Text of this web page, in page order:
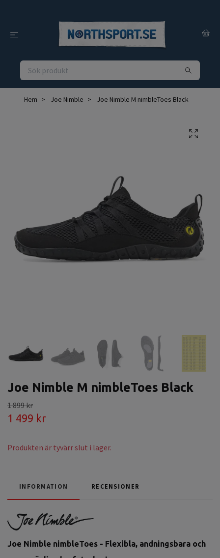
Hem Joe Nimble Joe Nimble M nimbleToes Black
Joe Nimble M nimbleToes Black
1 899 kr
1 499 kr
Produkten är tyvärr slut i lager.
INFORMATION RECENSIONER
Joe Nimble nimbleToes - Flexibla, andningsbara och